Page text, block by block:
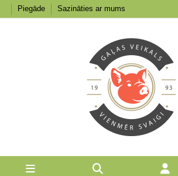
Piegāde Sazināties ar mums